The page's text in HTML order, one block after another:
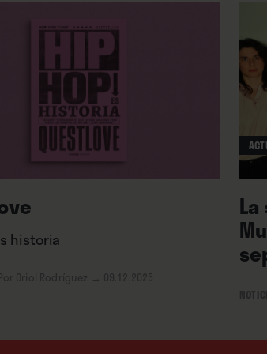
prejuicios a trazar un
ya clásicos del rockumentary
ejem, bustos parlantes para dar
capaces, ellos sí, de desplegar
década de vida común.
historia